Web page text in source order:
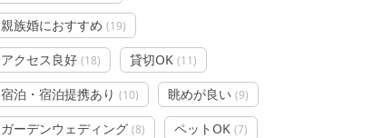
親族婚におすすめ (19)
アクセス良好 (18) 貸切OK (11)
宿泊・宿泊提携あり (10) 眺めが良い (9)
ガーデンウェディング (8) ペットOK (7)